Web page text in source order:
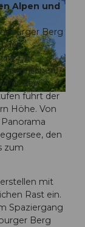
Alpen und
Berg
den
Der
historischen
den
führt der
Höhe. Von
den
zum
mit
Rast ein.
Spaziergang
Berg